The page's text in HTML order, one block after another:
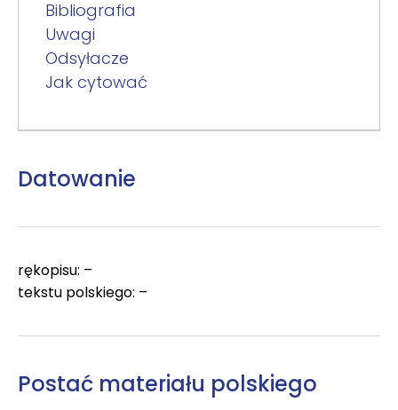
Bibliografia
Uwagi
Odsyłacze
Jak cytować
Datowanie
rękopisu: –
tekstu polskiego: –
Postać materiału polskiego